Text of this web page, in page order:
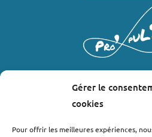
Gérer le
cookies
Pour offrir les meilleures expériences,
Où nous